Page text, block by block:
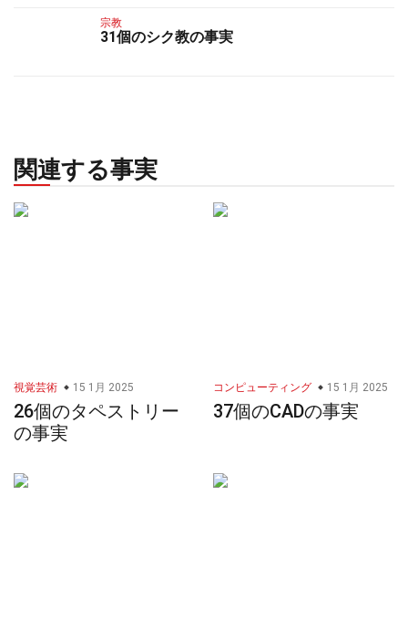
宗教
31個のシク教の事実
関連する事実
視覚芸術 15 1月 2025
26個のタペストリー
の事実
コンピューティング 15 1月 2025
37個のCADの事実